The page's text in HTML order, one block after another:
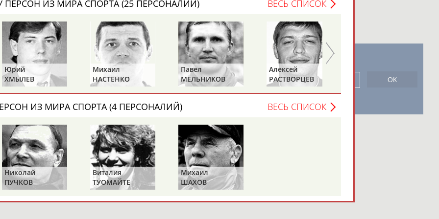
НАШИ КНОПКИ РЕКЛАМА
Адресов в новостной рассылке: 996
Подпишись
ПЕРСОН ИЗ МИРА СПОРТА (25 ПЕРСОНАЛИЙ) ВЕСЬ СПИСОК
Юрий
ХМЫЛЕВ
Михаил
НАСТЕНКО
Павел
МЕЛЬНИКОВ
Алексей
РАСТВОРЦЕВ
ИЗ МИРА СПОРТА (4 ПЕРСОНАЛИЙ) ВЕСЬ СПИСОК
Николай
ПУЧКОВ
Виталия
ТУОМАЙТЕ
Михаил
ШАХОВ